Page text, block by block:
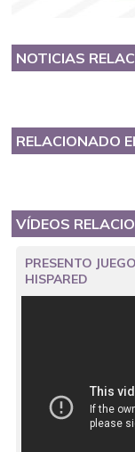
NOTICIAS
RELACIONADO
VÍDEOS
PRESENTO
HISPARED